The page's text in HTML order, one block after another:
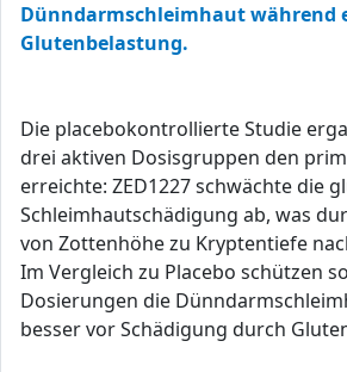
Dünndarmschleimhaut während
Glutenbelastung.
Die placebokontrollierte Studie
drei aktiven Dosisgruppen den
erreichte: ZED1227 schwächte die
Schleimhautschädigung ab, was
von Zottenhöhe zu Kryptentiefe
Im Vergleich zu Placebo schützen
Dosierungen die
besser vor Schädigung durch